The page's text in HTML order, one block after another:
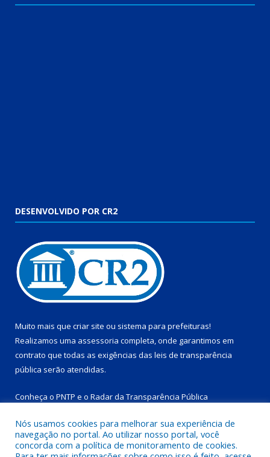
DESENVOLVIDO POR CR2
Muito mais que criar site ou sistema para prefeituras!
Realizamos uma assessoria completa, onde garantimos em
contrato que todas as exigências das leis de transparência
pública serão atendidas.
Conheça o PNTP e o Radar da Transparência Pública
Nós usamos cookies para melhorar sua experiência de
navegação no portal. Ao utilizar nosso portal, você
concorda com a política de monitoramento de cookies.